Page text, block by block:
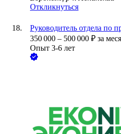
Откликнуться
Руководитель отдела по
350 000 – 500 000 ₽ за
Опыт 3-6 лет